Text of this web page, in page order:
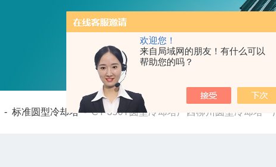
欢迎您！
来自局域网的朋友！有什么可以
帮助您的吗？
-标准圆型冷却塔-CT-350T圆型冷却塔广西柳州圆型冷却塔—